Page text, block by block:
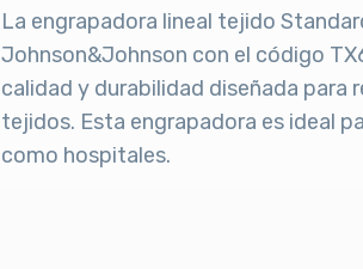
La engrapadora lineal tejido
Johnson&Johnson con el código
calidad y durabilidad diseñada para
tejidos. Esta engrapadora es ideal
como hospitales.